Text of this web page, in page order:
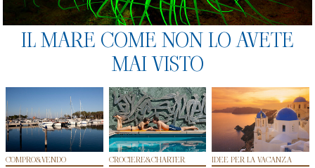
IL MARE COME NON LO AVETE
MAI VISTO
COMPRO&VENDO CROCIERE&CHARTER IDEE PER LA VACANZA